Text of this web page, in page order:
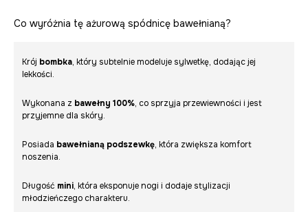
Co wyróżnia tę ażurową spódnicę bawełnianą?
Krój bombka, który subtelnie modeluje sylwetkę, dodając jej
lekkości.
Wykonana z bawełny 100%, co sprzyja przewiewności i jest
przyjemne dla skóry.
Posiada bawełnianą podszewkę, która zwiększa komfort
noszenia.
Długość mini, która eksponuje nogi i dodaje stylizacji
młodzieńczego charakteru.